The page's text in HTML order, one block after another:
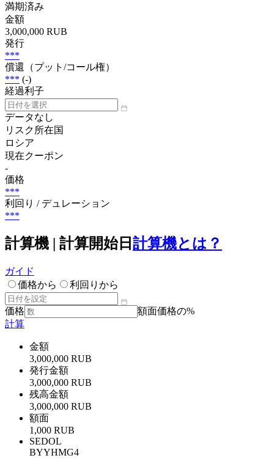
満期済み
金額
3,000,000 RUB
発行
***
償還（プット/コール権）
*** (-)
経過利子
データなし
リスク所在国
ロシア
現在クーポン
-
価格
***
利回り / デュレーション
***
計算機 | 計算開始日 計算機とは？
ガイド
価格から
利回りから
価格
額面価格の%
計算
金額
3,000,000 RUB
発行金額
3,000,000 RUB
残高金額
3,000,000 RUB
額面
1,000 RUB
SEDOL
BYYHMG4